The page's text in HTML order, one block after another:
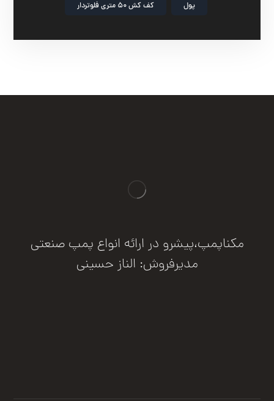
پول کف کش ۵۰ متری فلوتردار
مکناپمپ،پیشرو در ارائه انواع پمپ صنعتی
مدیرفروش: الناز حسینی